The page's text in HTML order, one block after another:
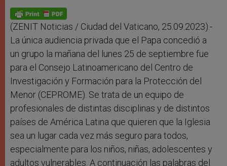
p
p
g
e
r
o
k
(ZENIT Noticias / Ciudad del Vaticano, 25.09.2023).-
La única audiencia privada que el Papa concedió a
un grupo la mañana del lunes 25 de septiembre fue
para el Consejo Latinoamericano del Centro de
Investigación y Formación para la Protección del
Menor (CEPROME). Se trata de un equipo de
profesionales de distintas disciplinas y de distintos
países de América Latina que quieren que la Iglesia
sea un lugar cada vez más seguro para todos,
especialmente para los niños, niñas, adolescentes y
adultos vulnerables. A continuación las palabras del